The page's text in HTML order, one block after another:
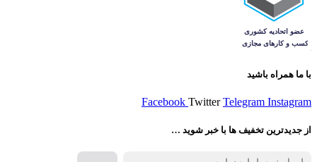
با ما همراه باشید
Facebook Twitter Telegram Instagram
از جدیدترین تخفیف ها با خبر شوید …